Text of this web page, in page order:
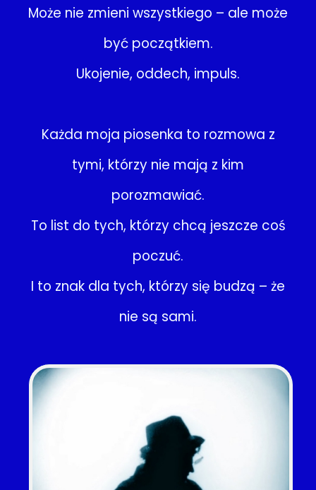
Może nie zmieni wszystkiego – ale może
być początkiem.
Ukojenie, oddech, impuls.
Każda moja piosenka to rozmowa z
tymi, którzy nie mają z kim
porozmawiać.
To list do tych, którzy chcą jeszcze coś
poczuć.
I to znak dla tych, którzy się budzą – że
nie są sami.